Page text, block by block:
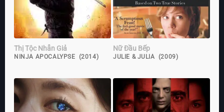
Thị Tộc Nhẫn Giả
NINJA APOCALYPSE (2014)
Nữ Đầu Bếp
JULIE & JULIA (2009)